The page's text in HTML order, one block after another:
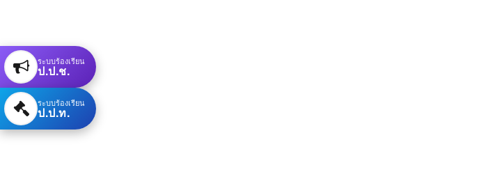
ระบบร้องเรียน
ป.ป.ช.
ระบบร้องเรียน
ป.ป.ท.